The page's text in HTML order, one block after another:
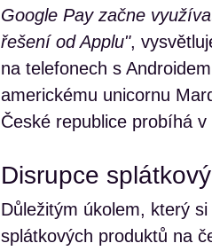
Google Pay začne
řešení od Applu",
na telefonech s
americkému unicornu
České republice probíhá
Disrupce
Důležitým úkolem, který
splátkových produktů na